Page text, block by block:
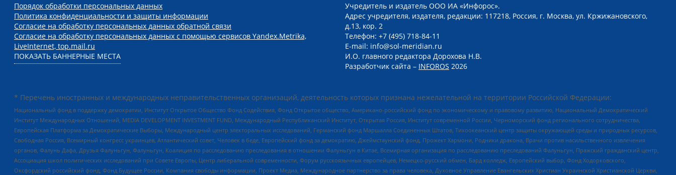
Порядок обработки персональных данных
Политика конфиденциальности и защиты информации
Согласие на обработку персональных данных обратной связи
Согласие на обработку персональных данных с помощью сервисов Yandex.Metrika,
LiveInternet, top.mail.ru
ПОКАЗАТЬ БАННЕРНЫЕ МЕСТА
Учредитель и издатель ООО ИА «Инфорос».
Адрес учредителя, издателя, редакции: 117218, Россия, г. Москва, ул. Кржижановского,
д.13, кор. 2
Телефон: +7 (495) 718-84-11
E-mail: info@sol-meridian.ru
И.О. главного редактора Дорохова Н.В.
Разработчик сайта – INFOROS 2026
* Перечень иностранных и международных неправительственных организаций, деятельность которых признана нежелательной на территории Российской Федерации:
Национальный фонд в поддержку демократии, Институт Открытое Общество Фонд Содействия, Фонд Открытое общество, Американо-российский фонд по экономическому и правовому развитию, Национальный Демократический
Институт Международных Отношений, MEDIA DEVELOPMENT INVESTMENT FUND, Международный Республиканский Институт, Открытая Россия, Институт современной России, Черноморский фонд регионального сотрудничества,
Европейская Платформа за Демократические Выборы, Международный центр электоральных исследований, Германский фонд Маршалла Соединенных Штатов, Тихоокеанский центр защиты окружающей среды и природных ресурсов,
Свободная Россия, Всемирный конгресс украинцев, Атлантический совет, Человек в беде, Европейский фонд за демократию, Джеймстаунский фонд, Прожект Хармони, Родники дракона, Врачи против насильственного извлечения
органов, Фалунь Дафа, Друзья Фалуньгун, Фалуньгун, Коалиция по расследованию преследования в отношении Фалуньгун в Китае, Всемирная организация по расследованию преследований Фалуньгун, Пражский гражданский центр,
Ассоциация школ политических исследований при Совете Европы, Центр либеральной современности, Форум русскоязычных европейцев, Немецко-русский обмен, Бард колледж, Европейский выбор, Фонд Ходорковского,
Оксфордский российский фонд, Фонд Будущее России, Компания свободы информации, Проект Медиа, Международное партнерство за права человека, Духовное Управление Евангельских Христиан Украинской Христианской Церкви,